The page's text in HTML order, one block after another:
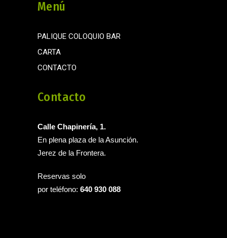
Menú
PALIQUE COLOQUIO BAR
CARTA
CONTACTO
Contacto
Calle Chapinería, 1.
En plena plaza de la Asunción.
Jerez de la Frontera.
Reservas solo
por teléfono: 640 930 088